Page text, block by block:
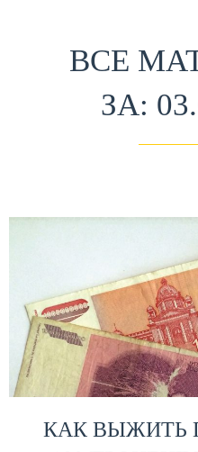
ВСЕ
ЗА:
КАК ВЫЖИТЬ